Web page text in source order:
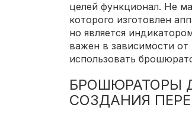
целей функционал. Не
которого изготовлен
но является
важен в зависимости
использовать
БРОШЮРАТОРЫ
СОЗДАНИЯ